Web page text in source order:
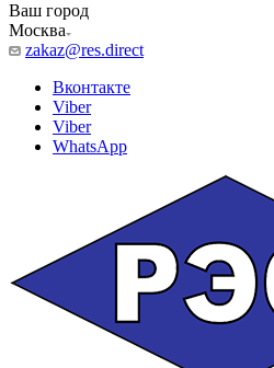
Ваш город
Москва
zakaz@res.direct
Вконтакте
Viber
Viber
WhatsApp